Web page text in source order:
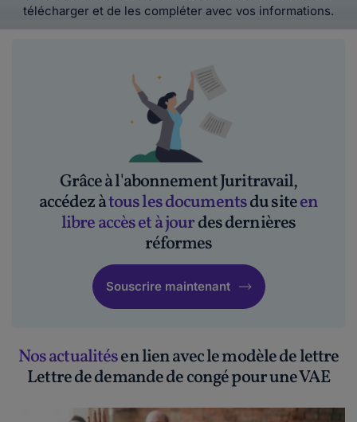
télécharger et de les compléter avec vos informations.
Grâce à l'abonnement Juritravail,
accédez àtous les documentsdu siteen
libre accès et à jourdes dernières
réformes
Souscrire maintenant
Nos actualitésen lien avec le modèle de lettre
Lettre de demande de congé pour une VAE